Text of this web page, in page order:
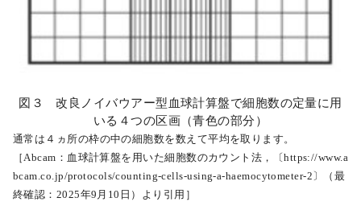
図３ 改良ノイバウアー型血球計算盤で細胞数の定量に用
いる４つの区画（青色の部分）
通常は４ヵ所の枠の中の細胞数を数えて平均を取ります。
［Abcam：血球計算盤を用いた細胞数のカウント法，〔https://www.a
bcam.co.jp/protocols/counting-cells-using-a-haemocytometer-2〕（最
終確認：2025年9月10日）より引用］